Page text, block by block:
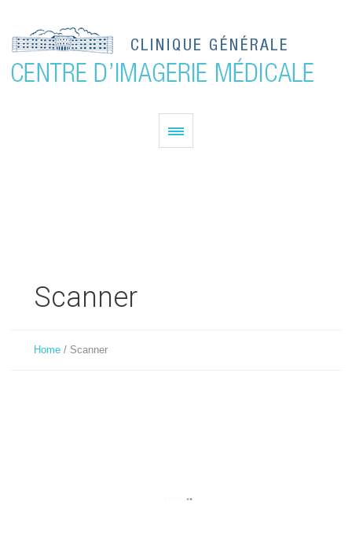
Scanner
Home / Scanner